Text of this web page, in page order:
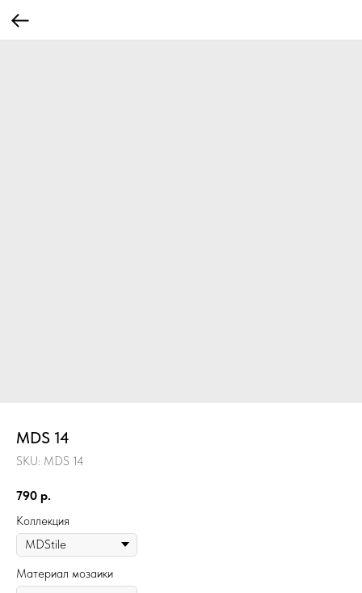
MDS 14
SKU: MDS 14
790 р.
Коллекция
Материал мозаики